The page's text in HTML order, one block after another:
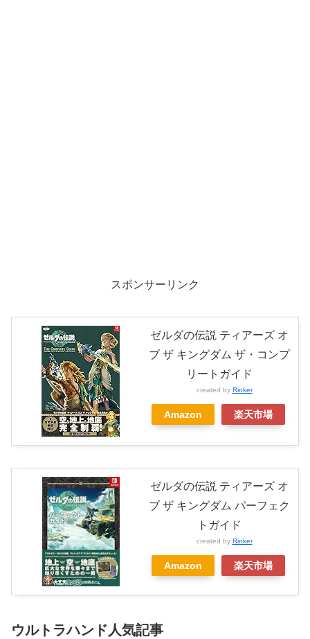
スポンサーリンク
ゼルダの伝説 ティアーズ オ
ブ ザ キングダム ザ・コンプ
リートガイド
created by Rinker
Amazon 楽天市場
ゼルダの伝説 ティアーズ オ
ブ ザ キングダム パーフェク
トガイド
created by Rinker
Amazon 楽天市場
ウルトラハンド人気記事